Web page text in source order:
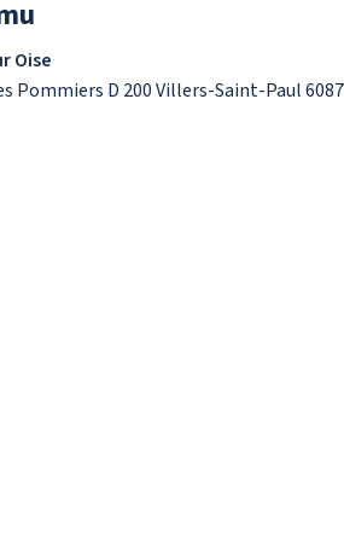
Oise
Pommiers D 200 Villers-Saint-Paul